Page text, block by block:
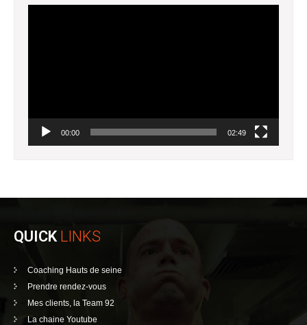
00:00 02:49
QUICK LINKS
Coaching Hauts de seine
Prendre rendez-vous
Mes clients, la Team 92
La chaine Youtube